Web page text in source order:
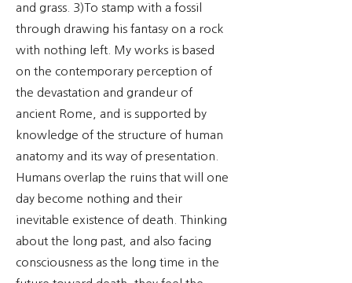
and grass. 3)To stamp with a fossil
through drawing his fantasy on a rock
with nothing left. My works is based
on the contemporary perception of
the devastation and grandeur of
ancient Rome, and is supported by
knowledge of the structure of human
anatomy and its way of presentation.
Humans overlap the ruins that will one
day become nothing and their
inevitable existence of death. Thinking
about the long past, and also facing
consciousness as the long time in the